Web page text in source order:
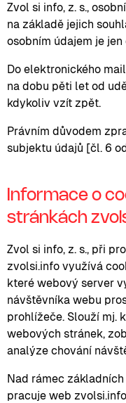
Zvol si info, z. s.,
na základě jejich
osobním údajem je
Do elektronického
na dobu pěti let od
kdykoliv vzít zpět.
Právním důvodem
subjektu údajů [čl. 6
Informace o
stránkách
Zvol si info, z. s., při
zvolsi.info využívá
které webový server
návštěvníka webu
prohlížeče. Slouží mj.
webových stránek,
analýze chování
Nad rámec
pracuje web